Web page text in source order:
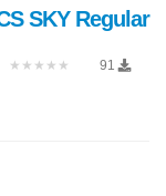
SKY Regular
91
★★★★★